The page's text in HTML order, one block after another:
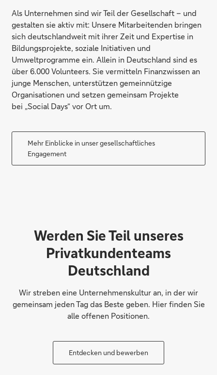
Als Unternehmen sind wir Teil der Gesellschaft – und
gestalten sie aktiv mit: Unsere Mitarbeitenden bringen
sich deutschlandweit mit ihrer Zeit und Expertise in
Bildungsprojekte, soziale Initiativen und
Umweltprogramme ein. Allein in Deutschland sind es
über 6.000 Volunteers. Sie vermitteln Finanzwissen an
junge Menschen, unterstützen gemeinnützige
Organisationen und setzen gemeinsam Projekte
bei „Social Days“ vor Ort um.
Mehr Einblicke in unser gesellschaftliches
Engagement
Werden Sie Teil unseres
Privatkundenteams
Deutschland
Wir streben eine Unternehmenskultur an, in der wir
gemeinsam jeden Tag das Beste geben. Hier finden Sie
alle offenen Positionen.
Entdecken und bewerben